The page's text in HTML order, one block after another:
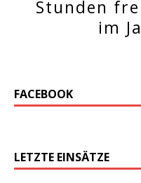
Stunden
im
FACEBOOK
LETZTE EINSÄTZE